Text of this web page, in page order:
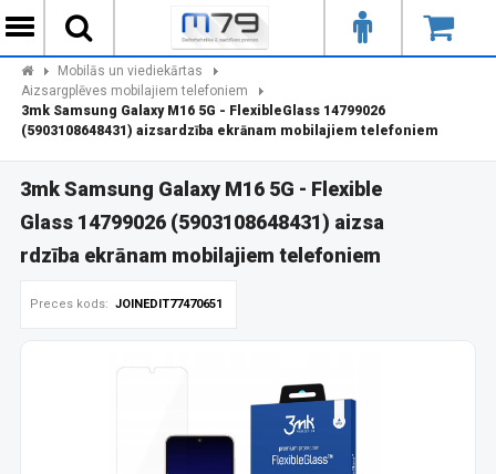
Mobilās un viediekārtas
Aizsargplēves mobilajiem telefoniem
3mk Samsung Galaxy M16 5G - FlexibleGlass 14799026
(5903108648431) aizsardzība ekrānam mobilajiem telefoniem
3mk Samsung Galaxy M16 5G - Flexible
Glass 14799026 (5903108648431) aizsa
rdzība ekrānam mobilajiem telefoniem
Preces kods: JOINEDIT77470651